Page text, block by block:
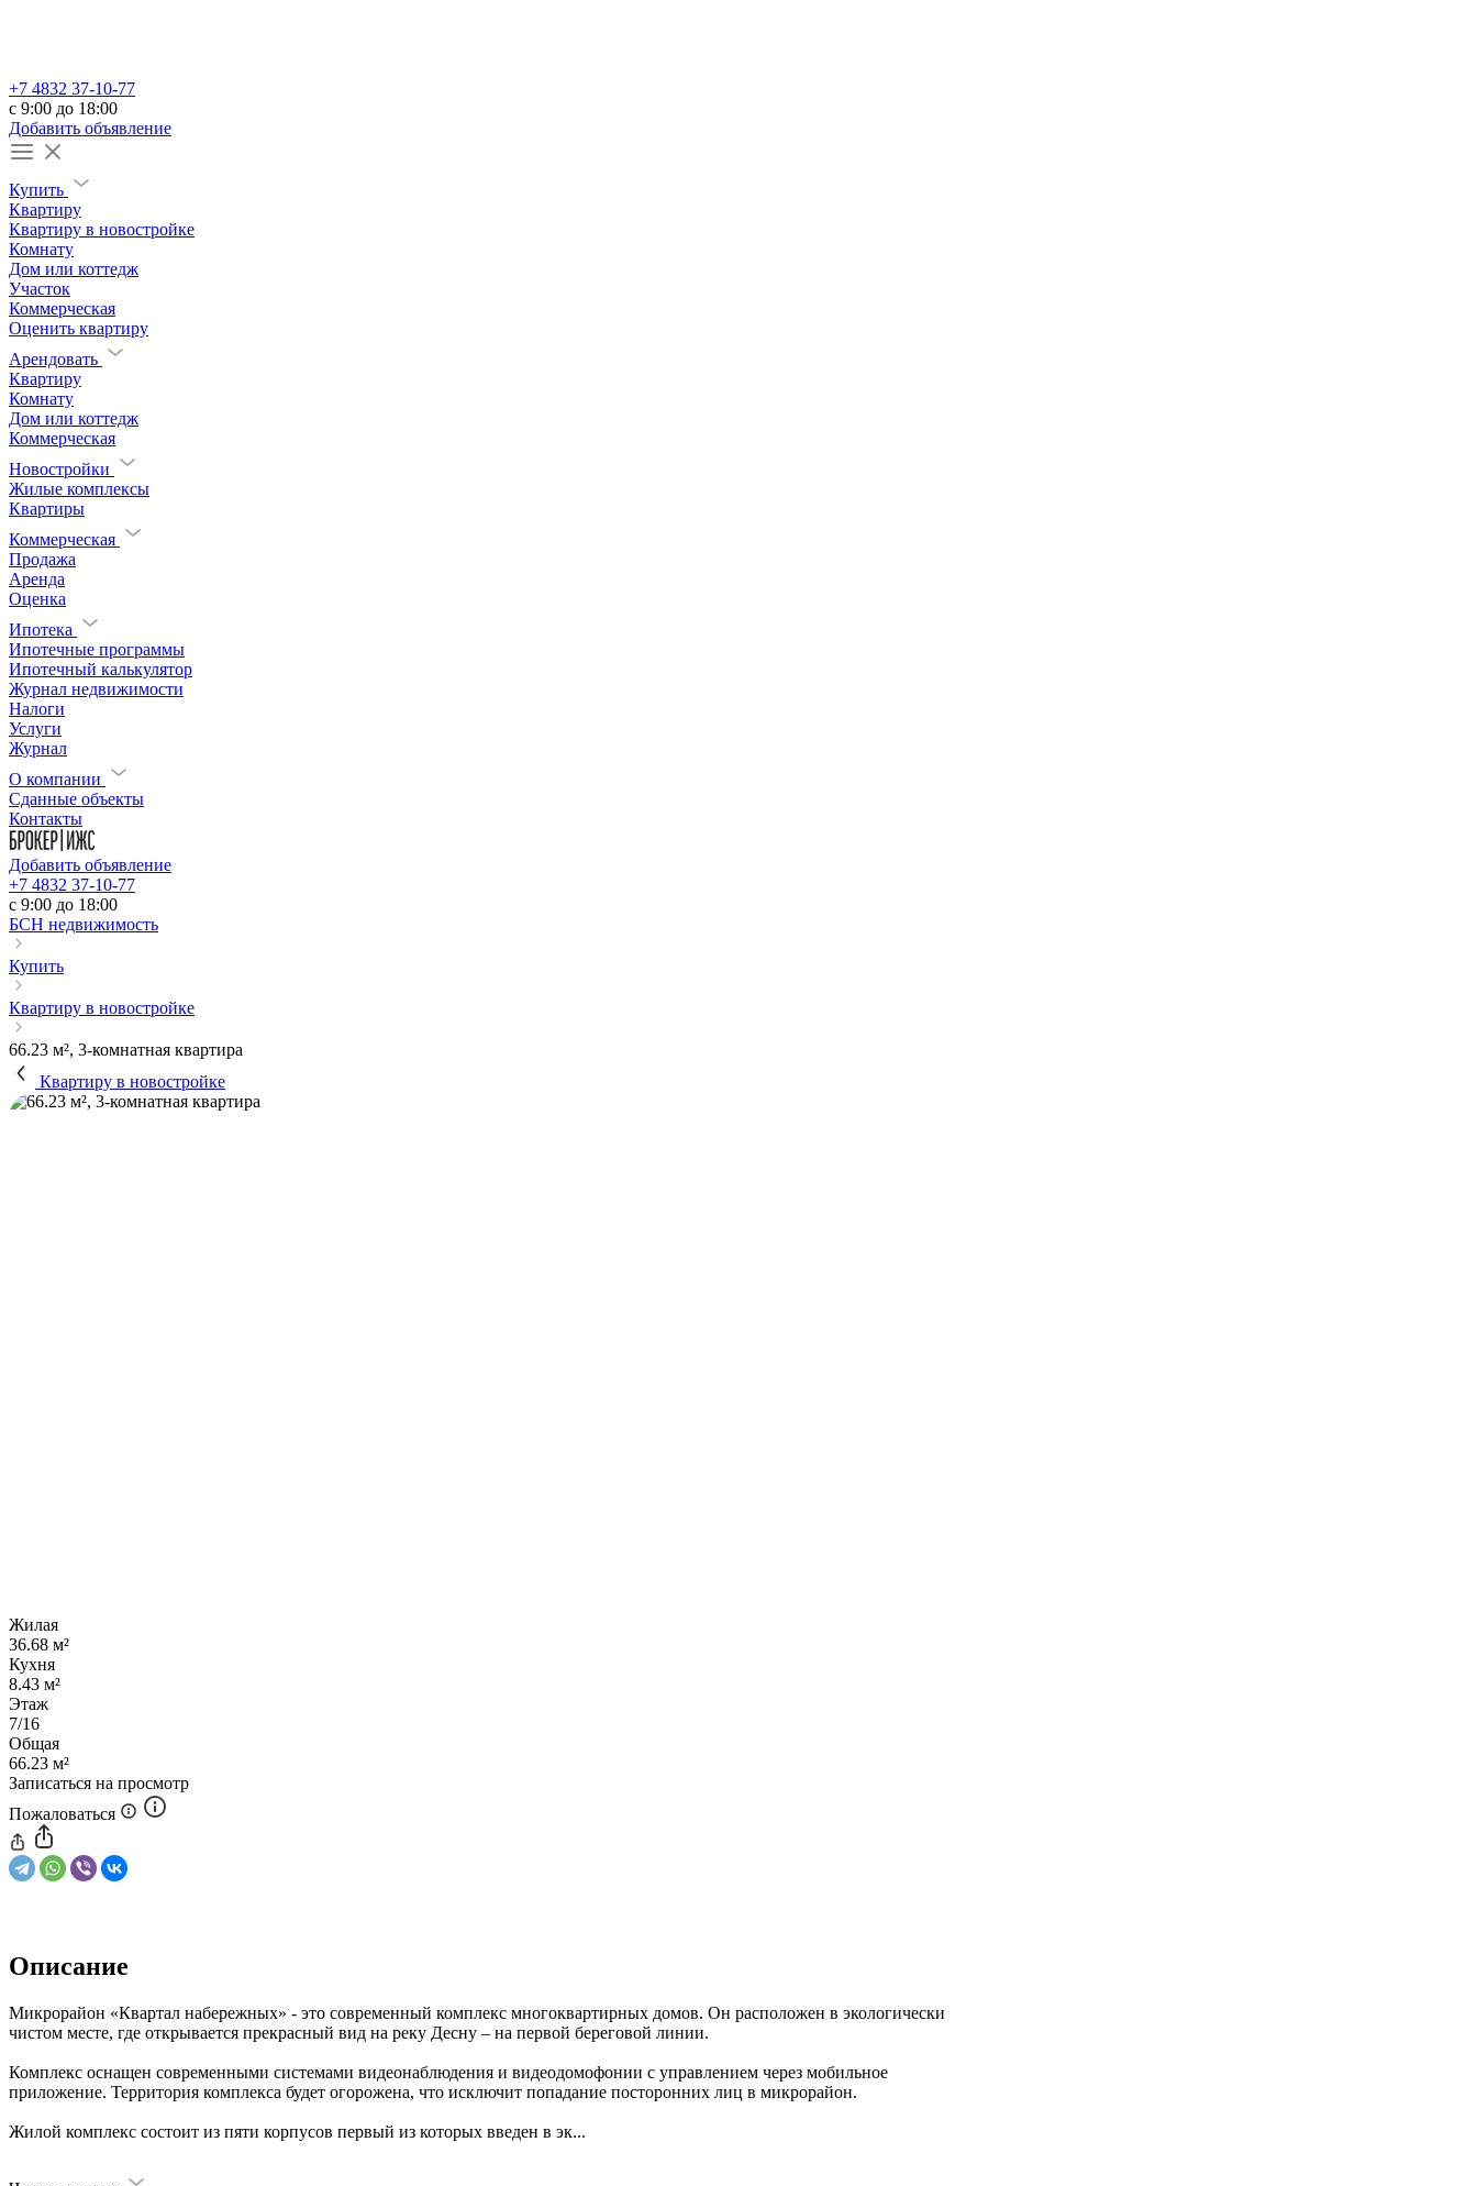
+7 4832 37-10-77
c 9:00 до 18:00
Добавить объявление
Купить
Квартиру
Квартиру в новостройке
Комнату
Дом или коттедж
Участок
Коммерческая
Оценить квартиру
Арендовать
Квартиру
Комнату
Дом или коттедж
Коммерческая
Новостройки
Жилые комплексы
Квартиры
Коммерческая
Продажа
Аренда
Оценка
Ипотека
Ипотечные программы
Ипотечный калькулятор
Журнал недвижимости
Налоги
Услуги
Журнал
О компании
Сданные объекты
Контакты
Добавить объявление
+7 4832 37-10-77
c 9:00 до 18:00
БСН недвижимость
Купить
Квартиру в новостройке
66.23 м², 3-комнатная квартира
Квартиру в новостройке
Жилая
36.68 м²
Кухня
8.43 м²
Этаж
7/16
Общая
66.23 м²
Записаться на просмотр
Пожаловаться
Описание
Микрорайон «Квартал набережных» - это современный комплекс многоквартирных домов. Он расположен в экологически
чистом месте, где открывается прекрасный вид на реку Десну – на первой береговой линии.
Комплекс оснащен современными системами видеонаблюдения и видеодомофонии с управлением через мобильное
приложение. Территория комплекса будет огорожена, что исключит попадание посторонних лиц в микрорайон.
Жилой комплекс состоит из пяти корпусов первый из которых введен в эк...